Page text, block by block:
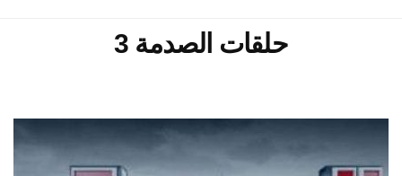
حلقات الصدمة 3